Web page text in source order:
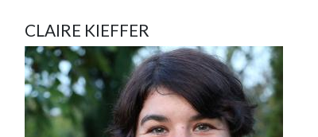
CLAIRE KIEFFER
Image